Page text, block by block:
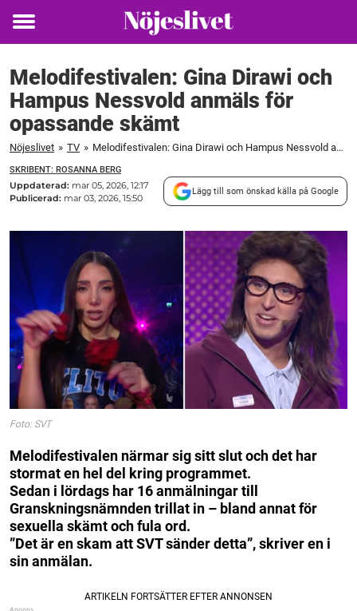
Toggle
Melodifestivalen: Gina Dirawi och
Hampus Nessvold anmäls för
opassande skämt
Nöjeslivet » TV » Melodifestivalen: Gina Dirawi och Hampus Nessvold anmäls för opassande skämt
SKRIBENT: ROSANNA BERG
Uppdaterad: mar 05, 2026, 12:17
Publicerad: mar 03, 2026, 15:50
Lägg till som önskad källa på Google
Foto: SVT
Melodifestivalen närmar sig sitt slut och det har
stormat en hel del kring programmet.
Sedan i lördags har 16 anmälningar till
Granskningsnämnden trillat in – bland annat för
sexuella skämt och fula ord.
”Det är en skam att SVT sänder detta”, skriver en i
sin anmälan.